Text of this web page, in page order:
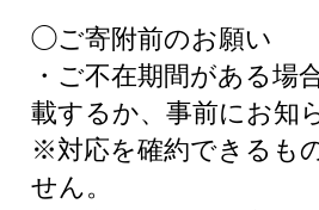
◯ご寄附前のお願い
・ご不在期間がある場
載するか、事前にお知
※対応を確約できるも
せん。